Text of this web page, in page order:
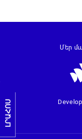
ԼՐԱՀՈՍ
Մեր